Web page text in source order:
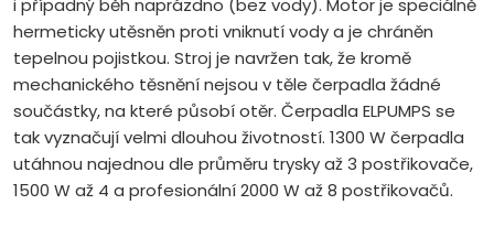
i případný běh naprázdno (bez vody). Motor je speciálně
hermeticky utěsněn proti vniknutí vody a je chráněn
tepelnou pojistkou. Stroj je navržen tak, že kromě
mechanického těsnění nejsou v těle čerpadla žádné
součástky, na které působí otěr. Čerpadla ELPUMPS se
tak vyznačují velmi dlouhou životností. 1300 W čerpadla
utáhnou najednou dle průměru trysky až 3 postřikovače,
1500 W až 4 a profesionální 2000 W až 8 postřikovačů.